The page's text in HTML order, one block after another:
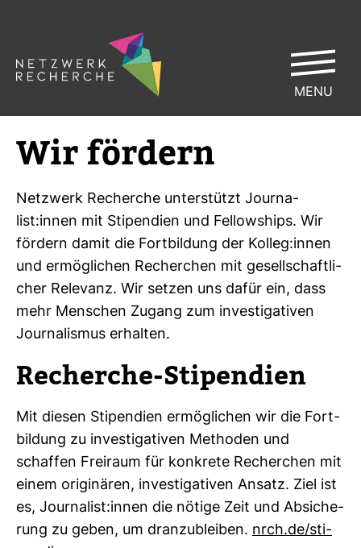
Wir för­dern
Netz­werk Recherche unter­stützt Jour­na­
list:innen mit Sti­pen­dien und Fel­low­ships. Wir
för­dern damit die Fort­bil­dung der Kolleg:innen
und ermög­li­chen Recher­chen mit gesell­schaft­li­
cher Rele­vanz. Wir setzen uns dafür ein, dass
mehr Men­schen Zugang zum inves­ti­ga­tiven
Jour­na­lismus erhalten.
Recherche-​Sti­pen­dien
Mit diesen Sti­pen­dien ermög­li­chen wir die Fort­
bil­dung zu inves­ti­ga­tiven Methoden und
schaffen Frei­raum für kon­krete Recher­chen mit
einem ori­gi­nären, inves­ti­ga­tiven Ansatz. Ziel ist
es, Jour­na­list:innen die nötige Zeit und Absi­che­
rung zu geben, um dran­zu­bleiben. nrch.de/sti­
MENU